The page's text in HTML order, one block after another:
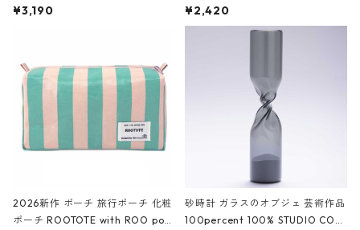
ファスナーポーチ 撥水加工 トラベ
ーガンディー、オフホワイト
¥3,190
大きめ 撥水加工 収納ポーチ CRO
CODILE/Black クロコダイル/ブラ
¥2,420
2026新作 ポーチ 旅行ポーチ 化粧
ポーチ ROOTOTE with ROO pou
砂時計 ガラスのオブジェ 芸術作品
100percent 100% STUDIO COH